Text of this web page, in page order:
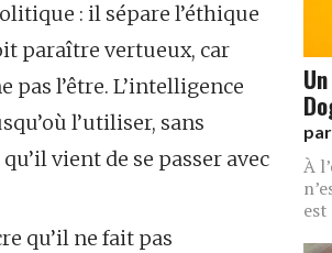
: il sépare l’éthique
paraître vertueux, car
l’être. L’intelligence
l’utiliser, sans
vient de se passer avec
qu’il ne fait pas
par
À